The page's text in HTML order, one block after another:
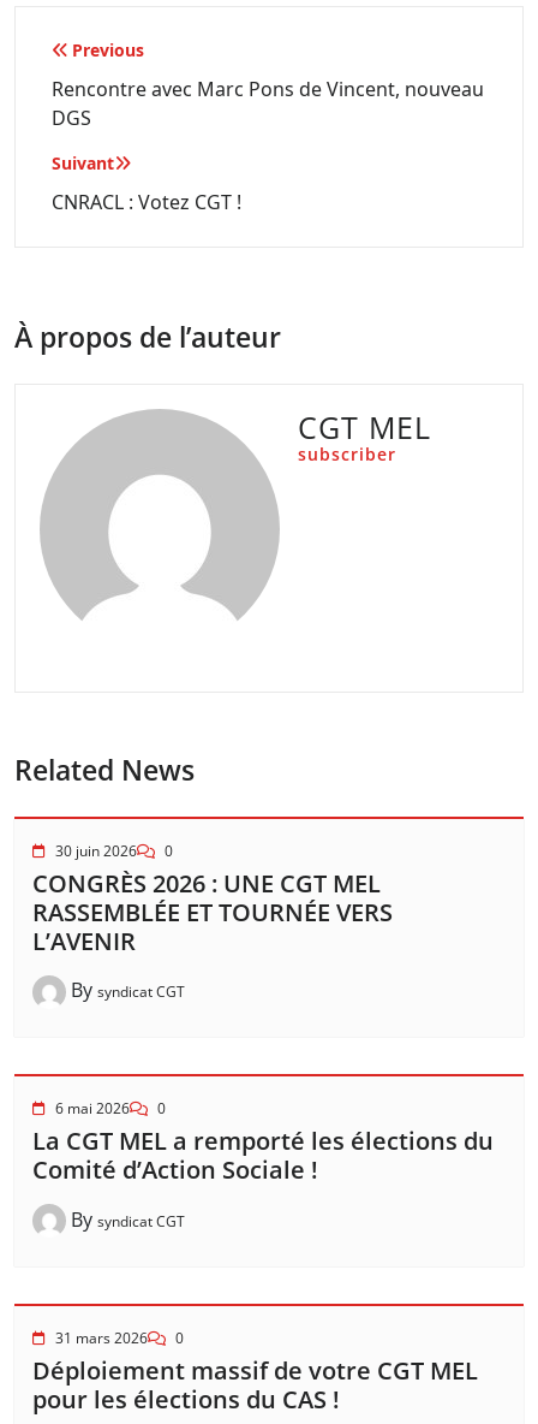
Navigation
de
l’article
Previous
Rencontre avec Marc Pons de Vincent, nouveau
DGS
Suivant
CNRACL : Votez CGT !
À propos de l’auteur
CGT MEL
subscriber
Related News
30 juin 2026 0
CONGRÈS 2026 : UNE CGT MEL
RASSEMBLÉE ET TOURNÉE VERS
L’AVENIR
By syndicat CGT
6 mai 2026 0
La CGT MEL a remporté les élections du
Comité d’Action Sociale !
By syndicat CGT
31 mars 2026 0
Déploiement massif de votre CGT MEL
pour les élections du CAS !